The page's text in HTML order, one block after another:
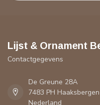
Lijst & Ornament
Contactgegevens
De Greune 28A
7483 PH Haaksbergen
Nederland